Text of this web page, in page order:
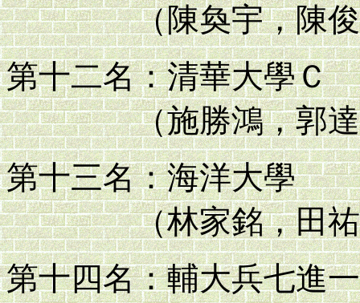
（陳奐宇，陳俊丞
第十二名：清華大學Ｃ
（施勝鴻，郭達毅
第十三名：海洋大學
（林家銘，田祐昀
第十四名：輔大兵七進一